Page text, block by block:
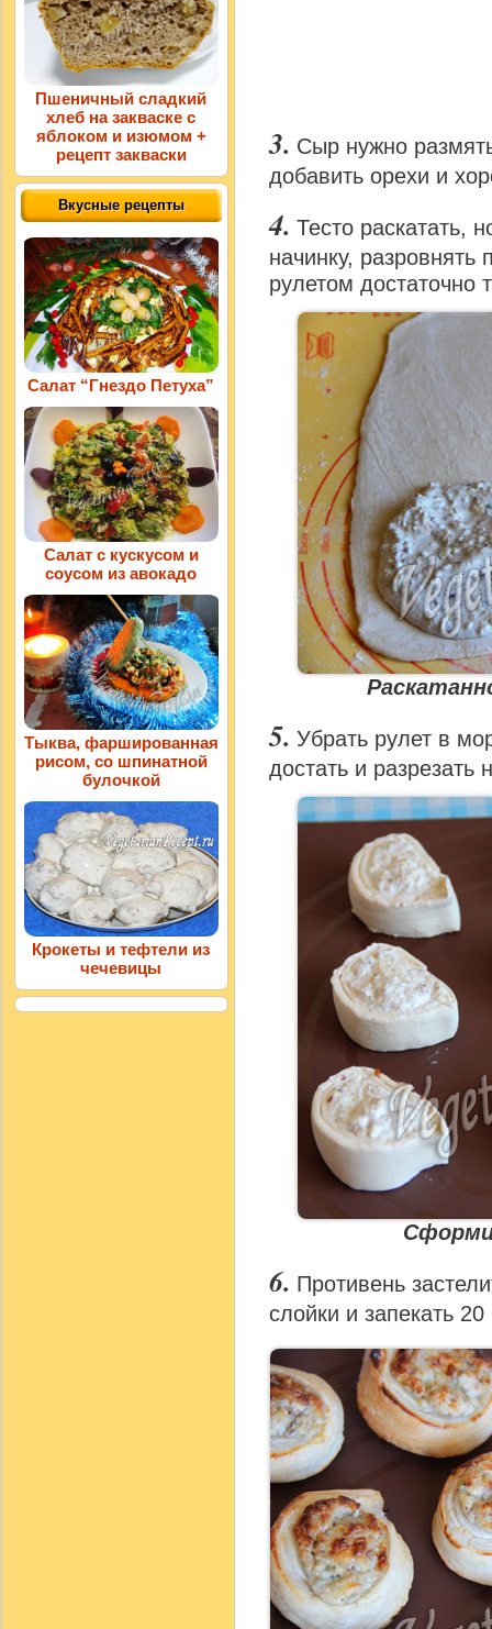
Сыр нужно
добавить орехи и
Тесто раскатать,
начинку, разровнять
рулетом достаточно
Убрать рулет в
достать и разрезать
Противень
слойки и запекать 20
Пшеничный сладкий
хлеб на закваске с
яблоком и изюмом +
рецепт закваски
Вкусные рецепты
Салат “Гнездо Петуха”
Салат с кускусом и
соусом из авокадо
Тыква, фаршированная
рисом, со шпинатной
булочкой
Крокеты и тефтели из
чечевицы